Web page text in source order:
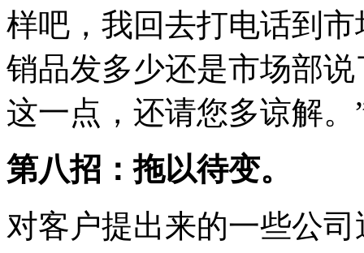
样吧，我回去打电话到
销品发多少还是市场部
这一点，还请您多谅解。
第八招：拖以待变。
对客户提出来的一些公